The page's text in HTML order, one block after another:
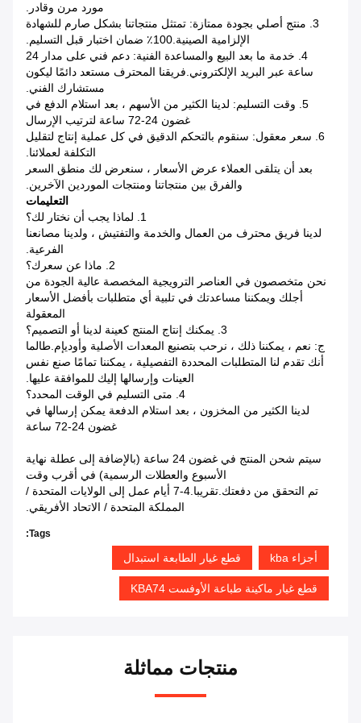
مورد مرن وقادر.
3. منتج أصلي بجودة ممتازة: تمتثل منتجاتنا بشكل صارم للشهادة
الإلزامية الصينية.100٪ ضمان اختبار قبل التسليم.
4. خدمة ما بعد البيع والمساعدة الفنية: دعم فني على مدار 24
ساعة عبر البريد الإلكتروني.فريقنا المحترف مستعد دائمًا ليكون
مستشارك الفني.
5. وقت التسليم: لدينا الكثير من الأسهم ، بعد استلام الدفع في
غضون 24-72 ساعة لترتيب الإرسال
6. سعر معقول: سنقوم بالتحكم الدقيق في كل عملية إنتاج لتقليل
التكلفة لعملائنا.
بعد أن يتلقى العملاء عرض الأسعار ، سنعرض لك منطق السعر
والفرق بين منتجاتنا ومنتجات الموردين الآخرين.
التعليمات
1. لماذا يجب أن نختار لك؟
لدينا فريق محترف من العمال والخدمة والتفتيش ، ولدينا مصانعنا
الفرعية.
2. ماذا عن سعرك؟
نحن متخصصون في العناصر الترويجية المخصصة عالية الجودة من
أجلك ويمكننا مساعدتك في تلبية أي متطلبات بأفضل الأسعار
المعقولة
3. يمكنك إنتاج المنتج كعينة لدينا أو التصميم؟
ج: نعم ، يمكننا ذلك ، نرحب بتصنيع المعدات الأصلية وأوديإم.طالما
أنك تقدم لنا المتطلبات المحددة التفصيلية ، يمكننا تمامًا صنع نفس
العينات وإرسالها إليك للموافقة عليها.
4. متى التسليم في الوقت المحدد؟
لدينا الكثير من المخزون ، بعد استلام الدفعة يمكن إرسالها في
غضون 24-72 ساعة
سيتم شحن المنتج في غضون 24 ساعة (بالإضافة إلى عطلة نهاية
الأسبوع والعطلات الرسمية) في أقرب وقت
تم التحقق من دفعتك.تقريبا.4-7 أيام عمل إلى الولايات المتحدة /
المملكة المتحدة / الاتحاد الأفريقي.
Tags:
أجزاء kba قطع غيار الطابعة استبدال
قطع غيار ماكينة طباعة الأوفست KBA74
منتجات مماثلة